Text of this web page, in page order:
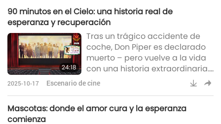
través de su inquebrantable
dedicación. Basada en una
historia real, este poderoso viaje
muestra cómo un profesor
puede cambiar
verdaderamente vidas.
90 minutos en el Cielo: una historia real de
esperanza y recuperación
24:18
Tras un trágico accidente de
coche, Don Piper es declarado
muerto – pero vuelve a la vida
con una historia extraordinaria.
Esta película explora la fe, la
esperanza y el poder de los
desafía todas las
2025-10-17 Escenario de cine
Mascotas: donde el amor cura y la esperanza
comienza